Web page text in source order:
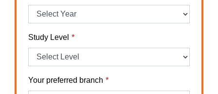
Study Level
Your preferred branch